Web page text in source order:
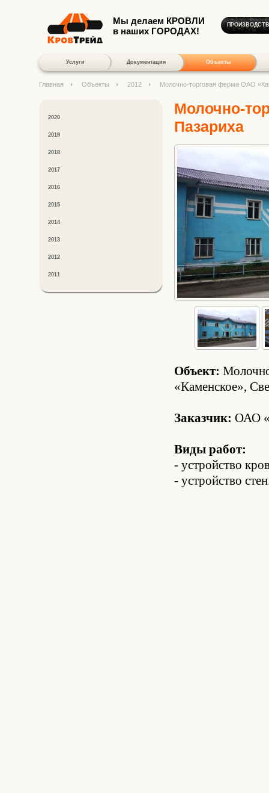
Мы делаем КРОВЛИ
в наших ГОРОДАХ!
Услуги Документация Объекты
Главная Объекты 2012 Молочно-торговая ферма ОАО
2020
2019
2018
2017
2016
2015
2014
2013
2012
2011
Молочно-
Пазариха
Объект:
«Каменское»,
Заказчик: ОАО
Виды работ:
- устройство
- устройство